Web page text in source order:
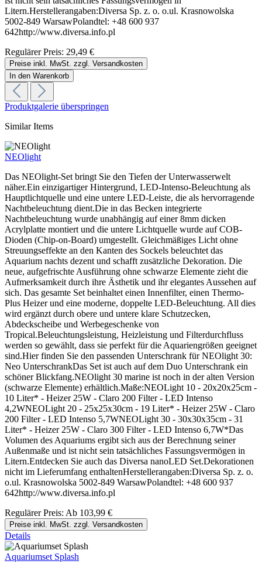
Litern.Herstellerangaben:Diversa Sp. z. o. o.ul. Krasnowolska
5002-849 WarsawPolandtel: +48 600 937
642http://www.diversa.info.pl
Regulärer Preis: 29,49 €
Preise inkl. MwSt. zzgl. Versandkosten
In den Warenkorb
Produktgalerie überspringen
Similar Items
NEOlight
Das NEOlight-Set bringt Sie den Tiefen der Unterwasserwelt
näher.Ein einzigartiger Hintergrund, LED-Intenso-Beleuchtung als
Hauptlichtquelle und eine untere LED-Leiste, die als hervorragende
Nachtbeleuchtung dient.Die in das Becken integrierte
Nachtbeleuchtung wurde unabhängig auf einer 8mm dicken
Acrylplatte montiert und die untere Lichtquelle wurde auf COB-
Dioden (Chip-on-Board) umgestellt. Gleichmäßiges Licht ohne
Streuungseffekte an den Kanten des Sockels beleuchtet das
Aquarium nachts dezent und schafft zusätzliche Dekoration. Die
neue, aufgefrischte Ausführung ohne schwarze Elemente zieht die
Aufmerksamkeit durch ihre Ästhetik und ihr elegantes Aussehen auf
sich. Das gesamte Set beinhaltet einen Innenfilter, einen Thermo-
Plus Heizer und eine moderne, doppelte LED-Beleuchtung. All dies
wird ergänzt durch obere und untere klare Schutzecken,
Abdeckscheibe und Werbegeschenke von
Tropical.Beleuchtungsleistung, Heizleistung und Filterdurchfluss
werden so gewählt, dass sie perfekt für die Aquariengrößen geeignet
sind.Hier finden Sie den passenden Unterschrank für NEOlight 30:
Neo UnterschrankDas Set ist auch auf dem Duo Unterschrank ein
schöner Blickfang.NEOlight 30 marine ist noch in der alten Version
(schwarze Elemente) erhältlich.Maße:NEOLight 10 - 20x20x25cm -
10 Liter* - Heizer 25W - Claro 200 Filter - LED Intenso
4,2WNEOLight 20 - 25x25x30cm - 19 Liter* - Heizer 25W - Claro
200 Filter - LED Intenso 5,7WNEOLight 30 - 30x30x35cm - 31
Liter* - Heizer 25W - Claro 300 Filter - LED Intenso 6,7W*Das
Volumen des Aquariums ergibt sich aus der Berechnung seiner
Außenmaße und ist nicht sein tatsächliches Fassungsvermögen in
Litern.Entdecken Sie auch das Diversa nanoLED Set.Dekorationen
nicht im Lieferumfang enthaltenHerstellerangaben:Diversa Sp. z. o.
o.ul. Krasnowolska 5002-849 WarsawPolandtel: +48 600 937
642http://www.diversa.info.pl
Regulärer Preis: Ab 103,99 €
Preise inkl. MwSt. zzgl. Versandkosten
Details
Aquariumset Splash